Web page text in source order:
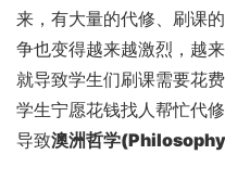
来，有大量的代修、刷课
争也变得越来越激烈，越
就导致学生们刷课需要花
学生宁愿花钱找人帮忙代
导致澳洲哲学